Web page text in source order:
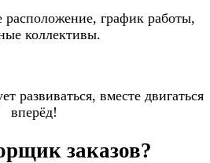
расположение, график работы,
коллективы.
развиваться, вместе двигаться
вперёд!
заказов?